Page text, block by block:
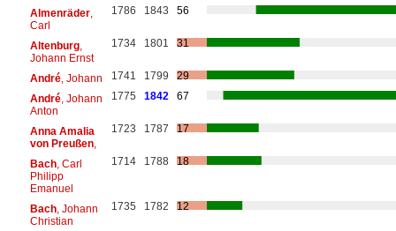
Almenräder,
Carl
1786 1843 56
Altenburg,
Johann Ernst
1734 1801 31
André, Johann 1741 1799
29
André, Johann
Anton
1775 1842 67
Anna Amalia
von Preußen,
1723 1787 17
Bach, Carl
Philipp
Emanuel
1714 1788 18
Bach, Johann
Christian
1735 1782 12